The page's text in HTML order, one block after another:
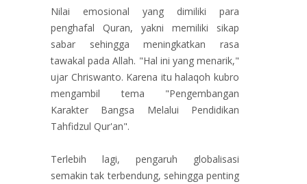
Nilai emosional yang dimiliki para
penghafal Quran, yakni memiliki sikap
sabar sehingga meningkatkan rasa
tawakal pada Allah. "Hal ini yang menarik,"
ujar Chriswanto. Karena itu halaqoh kubro
mengambil tema "Pengembangan
Karakter Bangsa Melalui Pendidikan
Tahfidzul Qur'an".
Terlebih lagi, pengaruh globalisasi
semakin tak terbendung, sehingga penting